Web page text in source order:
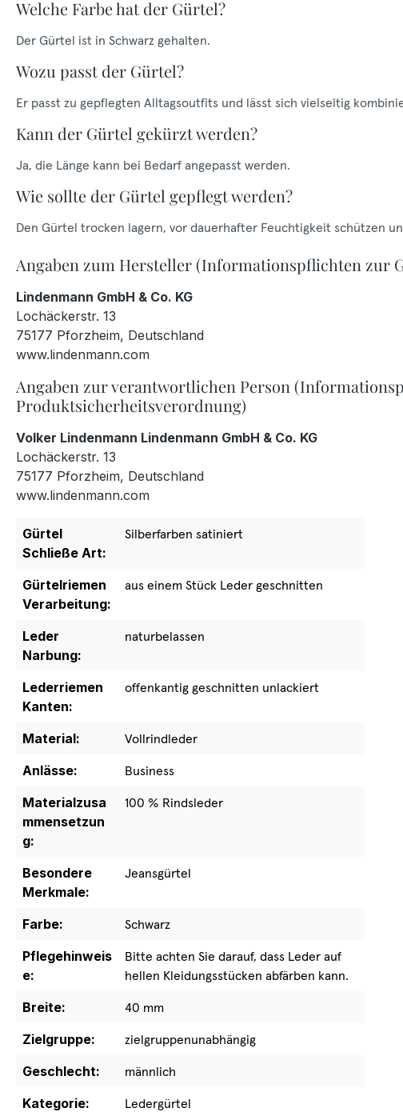
Welche Farbe hat der Gürtel?
Der Gürtel ist in Schwarz gehalten.
Wozu passt der Gürtel?
Er passt zu gepflegten Alltagsoutfits und lässt sich vielseitig
Kann der Gürtel gekürzt werden?
Ja, die Länge kann bei Bedarf angepasst werden.
Wie sollte der Gürtel gepflegt werden?
Den Gürtel trocken lagern, vor dauerhafter Feuchtigkeit schützen
Angaben zum Hersteller (Informationspflichten zur
Lindenmann GmbH & Co. KG
Lochäckerstr. 13
75177 Pforzheim, Deutschland
www.lindenmann.com
Angaben zur verantwortlichen Person
Produktsicherheitsverordnung)
Volker Lindenmann Lindenmann GmbH & Co. KG
Lochäckerstr. 13
75177 Pforzheim, Deutschland
www.lindenmann.com
Gürtel
Schließe Art:
Silberfarben satiniert
Gürtelriemen
Verarbeitung:
aus einem Stück Leder geschnitten
Leder
Narbung:
naturbelassen
Lederriemen
Kanten:
offenkantig geschnitten unlackiert
Material:
Vollrindleder
Anlässe:
Business
Materialzusa
mmensetzun
g:
100 % Rindsleder
Besondere
Merkmale:
Jeansgürtel
Farbe:
Schwarz
Pflegehinweis
e:
Bitte achten Sie darauf, dass Leder auf
hellen Kleidungsstücken abfärben kann.
Breite:
40 mm
Zielgruppe:
zielgruppenunabhängig
Geschlecht:
männlich
Kategorie:
Ledergürtel